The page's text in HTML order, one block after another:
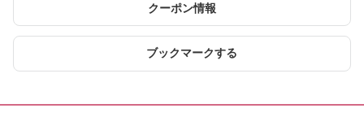
クーポン情報
ブックマークする